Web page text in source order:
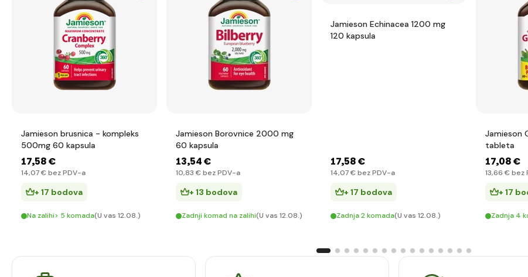
Jamieson brusnica - kompleks
500mg 60 kapsula
17,58 €
14,07 € bez PDV-a
+ 17 bodova
Na zalihi> 5 komada(U vas 12.08.)
Jamieson Borovnice 2000 mg
60 kapsula
13,54 €
10,83 € bez PDV-a
+ 13 bodova
Zadnji komad na zalihi(U vas 12.08.)
Jamieson Echinacea 1200 mg
120 kapsula
17,58 €
14,07 € bez PDV-a
+ 17 bodova
Zadnja 2 komada(U vas 12.08.)
Jamieson
tableta
17,08 €
13,66 € bez
+ 17
Zadnja 4